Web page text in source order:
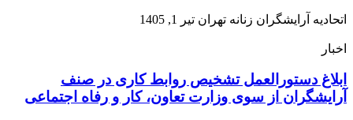
اتحادیه آرایشگران زنانه تهران تیر 1, 1405
اخبار
ابلاغ دستورالعمل تشخیص روابط کاری در صنف
آرایشگران از سوی وزارت تعاون، کار و رفاه اجتماعی